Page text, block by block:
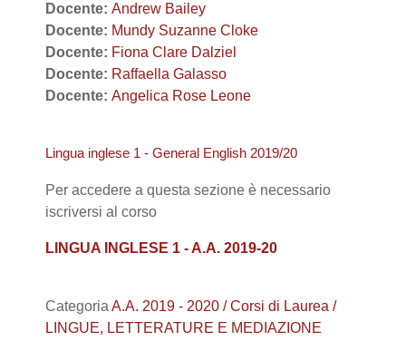
Docente: Andrew Bailey
Docente: Mundy Suzanne Cloke
Docente: Fiona Clare Dalziel
Docente: Raffaella Galasso
Docente: Angelica Rose Leone
Lingua inglese 1 - General English 2019/20
Per accedere a questa sezione è necessario
iscriversi al corso
LINGUA INGLESE 1 - A.A. 2019-20
Categoria A.A. 2019 - 2020 / Corsi di Laurea /
LINGUE, LETTERATURE E MEDIAZIONE